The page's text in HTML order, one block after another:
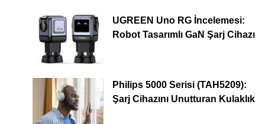
UGREEN Uno RG İncelemesi:
Robot Tasarımlı GaN Şarj Cihazı
Philips 5000 Serisi (TAH5209):
Şarj Cihazını Unutturan Kulaklık